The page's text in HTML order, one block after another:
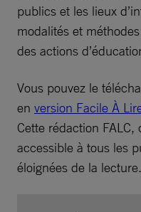
publics et les lieux
modalités et
des actions
Vous pouvez le
en version Facile À
Cette rédaction
accessible à tous les
éloignées de la lecture.